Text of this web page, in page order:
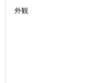
項目
外観